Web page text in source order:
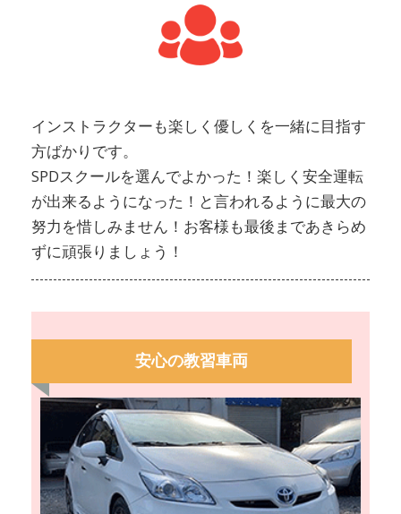
インストラクターも楽しく優しくを一緒に目指す
方ばかりです。
SPDスクールを選んでよかった！楽しく安全運転
が出来るようになった！と言われるように最大の
努力を惜しみません！お客様も最後まであきらめ
ずに頑張りましょう！
安心の教習車両